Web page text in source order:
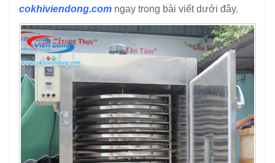
cokhiviendong.com ngay trong bài viết dưới đây.